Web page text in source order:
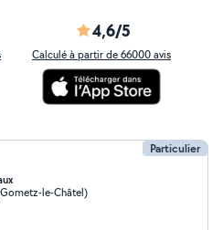
4,6/5
Calculé à partir de 66000 avis
Particulier
le-Châtel)